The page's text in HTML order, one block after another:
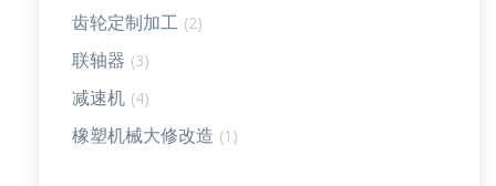
齿轮定制加工 (2)
联轴器 (3)
减速机 (4)
橡塑机械大修改造 (1)